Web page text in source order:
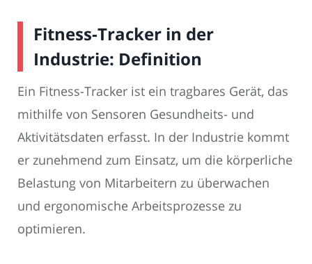
Fitness-Tracker in der
Industrie: Definition
Ein Fitness-Tracker ist ein tragbares Gerät, das
mithilfe von Sensoren Gesundheits- und
Aktivitätsdaten erfasst. In der Industrie kommt
er zunehmend zum Einsatz, um die körperliche
Belastung von Mitarbeitern zu überwachen
und ergonomische Arbeitsprozesse zu
optimieren.